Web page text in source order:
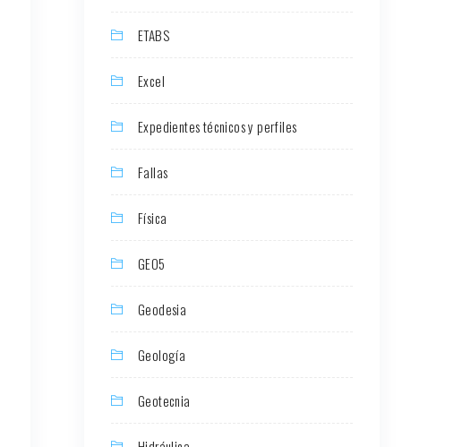
ETABS
Excel
Expedientes técnicos y perfiles
Fallas
Física
GEO5
Geodesia
Geología
Geotecnia